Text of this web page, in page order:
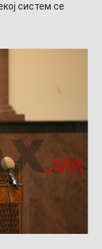
систем се